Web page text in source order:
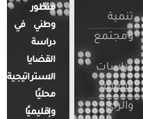
تنمية
ومجتمع
دراسات
الإعلام
والرأي
منظور
وطني في
دراسة
القضايا
الاستراتيجية
محليًا
وإقليميًا